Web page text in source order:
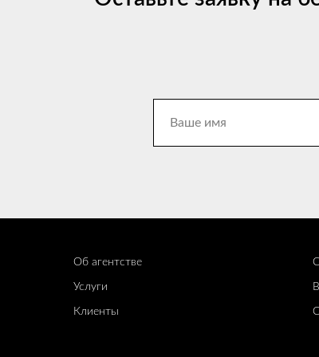
Об агентстве
Услуги
Клиенты